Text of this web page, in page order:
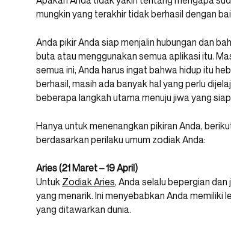
mungkin yang terakhir tidak berhasil dengan
Anda pikir Anda siap menjalin hubungan dan
buta atau menggunakan semua aplikasi itu.
semua ini, Anda harus ingat bahwa hidup itu
berhasil, masih ada banyak hal yang perlu
beberapa langkah utama menuju jiwa yang
Hanya untuk menenangkan pikiran Anda,
berdasarkan perilaku umum zodiak Anda:
Aries (21 Maret – 19 April)
Untuk Zodiak Aries, Anda selalu bepergian
yang menarik. Ini menyebabkan Anda
yang ditawarkan dunia.